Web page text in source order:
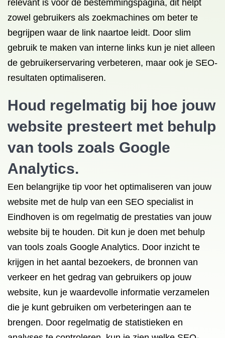
relevant is voor de bestemmingspagina, dit helpt
zowel gebruikers als zoekmachines om beter te
begrijpen waar de link naartoe leidt. Door slim
gebruik te maken van interne links kun je niet alleen
de gebruikerservaring verbeteren, maar ook je SEO-
resultaten optimaliseren.
Houd regelmatig bij hoe jouw
website presteert met behulp
van tools zoals Google
Analytics.
Een belangrijke tip voor het optimaliseren van jouw
website met de hulp van een SEO specialist in
Eindhoven is om regelmatig de prestaties van jouw
website bij te houden. Dit kun je doen met behulp
van tools zoals Google Analytics. Door inzicht te
krijgen in het aantal bezoekers, de bronnen van
verkeer en het gedrag van gebruikers op jouw
website, kun je waardevolle informatie verzamelen
die je kunt gebruiken om verbeteringen aan te
brengen. Door regelmatig de statistieken en